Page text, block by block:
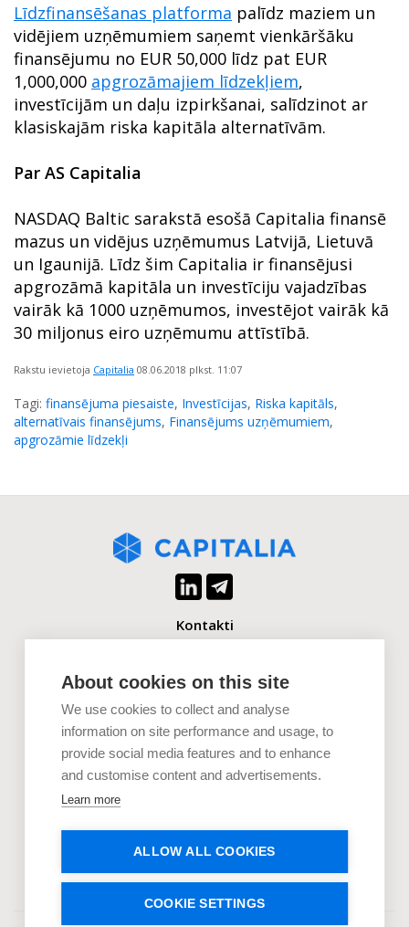
About cookies on this site
We use cookies to collect and analyse
information on site performance and usage, to
provide social media features and to enhance
and customise content and advertisements.
Learn more
ALLOW ALL COOKIES
COOKIE SETTINGS
Līdzfinansēšanas platforma palīdz maziem un
vidējiem uzņēmumiem saņemt vienkāršāku
finansējumu no EUR 50,000 līdz pat EUR
1,000,000 apgrozāmajiem līdzekļiem,
investīcijām un daļu izpirkšanai, salīdzinot ar
klasiskajām riska kapitāla alternatīvām.
Par AS Capitalia
NASDAQ Baltic sarakstā esošā Capitalia finansē
mazus un vidējus uzņēmumus Latvijā, Lietuvā
un Igaunijā. Līdz šim Capitalia ir finansējusi
apgrozāmā kapitāla un investīciju vajadzības
vairāk kā 1000 uzņēmumos, investējot vairāk kā
30 miljonus eiro uzņēmumu attīstībā.
Rakstu ievietoja Capitalia 08.06.2018 plkst. 11:07
Tagi: finansējuma piesaiste, Investīcijas, Riska kapitāls,
alternatīvais finansējums, Finansējums uzņēmumiem,
apgrozāmie līdzekļi
Kontakti
+371 2880 0880
Uzņēmumiem
Investoriem
Uzzini vairāk